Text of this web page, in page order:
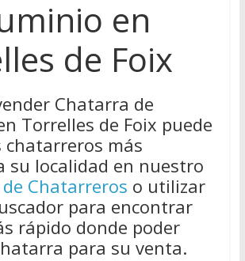
en
de Foix
Chatarra de
Torrelles de Foix puede
chatarreros más
su localidad en nuestro
Chatarreros o utilizar
para encontrar
rápido donde poder
para su venta.